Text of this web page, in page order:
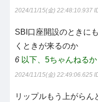
2024/11/15(金) 22:48:10.937
SBI口座開設のときに
くときが来るのか
6 以下、5ちゃんねる
2024/11/15(金) 22:49:06.625
リップルもう上がらん